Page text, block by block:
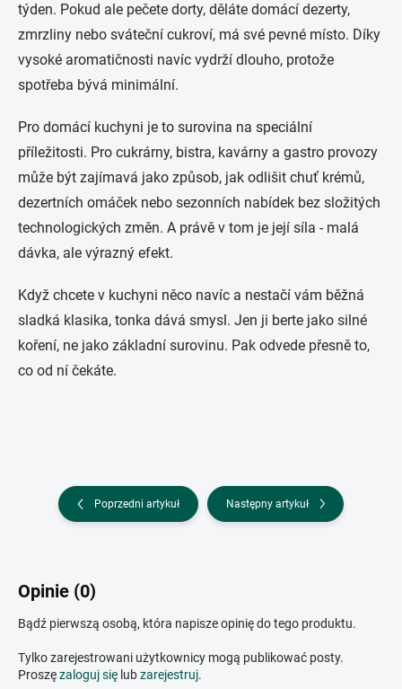
týden. Pokud ale pečete dorty, děláte domácí dezerty,
zmrzliny nebo sváteční cukroví, má své pevné místo. Díky
vysoké aromatičnosti navíc vydrží dlouho, protože
spotřeba bývá minimální.
Pro domácí kuchyni je to surovina na speciální
příležitosti. Pro cukrárny, bistra, kavárny a gastro provozy
může být zajímavá jako způsob, jak odlišit chuť krémů,
dezertních omáček nebo sezonních nabídek bez složitých
technologických změn. A právě v tom je její síla - malá
dávka, ale výrazný efekt.
Když chcete v kuchyni něco navíc a nestačí vám běžná
sladká klasika, tonka dává smysl. Jen ji berte jako silné
koření, ne jako základní surovinu. Pak odvede přesně to,
co od ní čekáte.
Poprzedni artykuł Następny artykuł
Opinie (0)
Bądź pierwszą osobą, która napisze opinię do tego produktu.
Tylko zarejestrowani użytkownicy mogą publikować posty.
Proszęzaloguj się lubzarejestruj.